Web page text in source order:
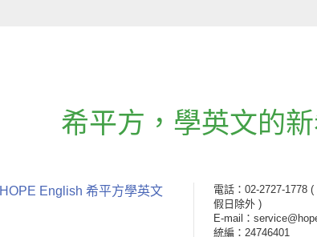
希平方 ， 學英文的
HOPE English 希平方學英文 電話：02-2727-1778 (
假日除外 )
E-mail：
統編：24746401